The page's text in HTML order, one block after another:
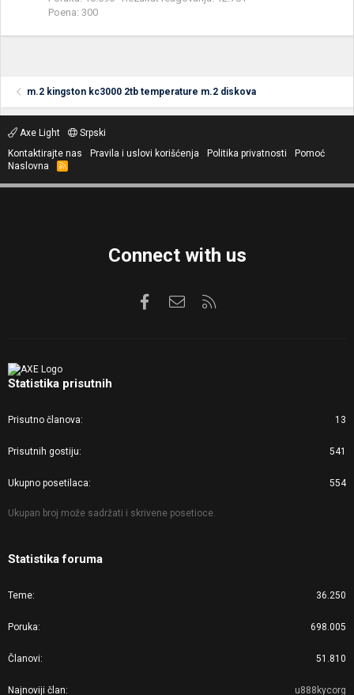
Poena 300
m.2 kingston kc3000 2tb temperature m.2 diskova
Axe Light
Srpski
Kontaktirajte nas
Pravila i uslovi korišćenja Politika privatnosti
Pomoć
Naslovna
R
S
Connect with us
FacebookKontaktirajte nas
Statistika prisutnih
Prisutno članova 13
Prisutnih gostiju 541
Ukupno posetilaca 554
Ukupan broj može sadržati i skrivene posetioce.
Statistika foruma
Teme 36.250
Poruka 698.005
Članovi 51.810
Najnoviji član u888kycorg